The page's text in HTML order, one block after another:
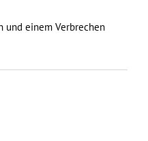
und einem Verbrechen